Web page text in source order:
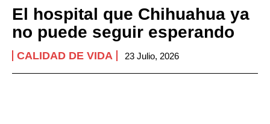
El hospital que Chihuahua ya
no puede seguir esperando
CALIDAD DE VIDA 23 Julio, 2026